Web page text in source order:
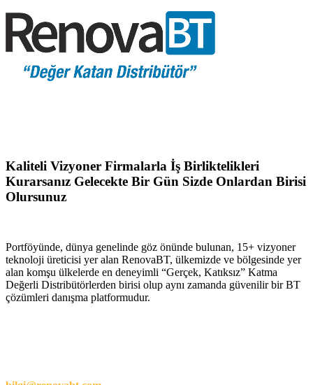
Kaliteli Vizyoner Firmalarla İş Birliktelikleri
Kurarsanız Gelecekte Bir Gün Sizde Onlardan Birisi
Olursunuz
Portföyünde, dünya genelinde göz önünde bulunan, 15+ vizyoner
teknoloji üreticisi yer alan RenovaBT, ülkemizde ve bölgesinde yer
alan komşu ülkelerde en deneyimli “Gerçek, Katıksız” Katma
Değerli Distribütörlerden birisi olup aynı zamanda güvenilir bir BT
çözümleri danışma platformudur.